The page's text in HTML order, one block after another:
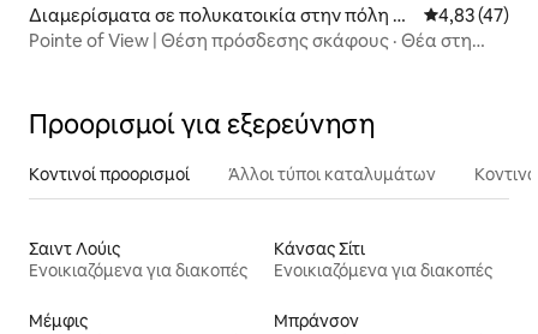
Διαμερίσματα σε πολυκατοικία στην πόλη O
sage Beach
Μέση
4,83 (47)
Pointe of View | Θέση πρόσδεσης σκάφους · Θέα στη
Προορισμοί για εξερεύνηση
Κοντινοί προορισμοί Άλλοι τύποι καταλυμάτων
Σαιντ Λούις
Ενοικιαζόμενα για διακοπές
Κάνσας Σίτι
Ενοικιαζόμενα για διακοπές
Μέμφις
Μπράνσον